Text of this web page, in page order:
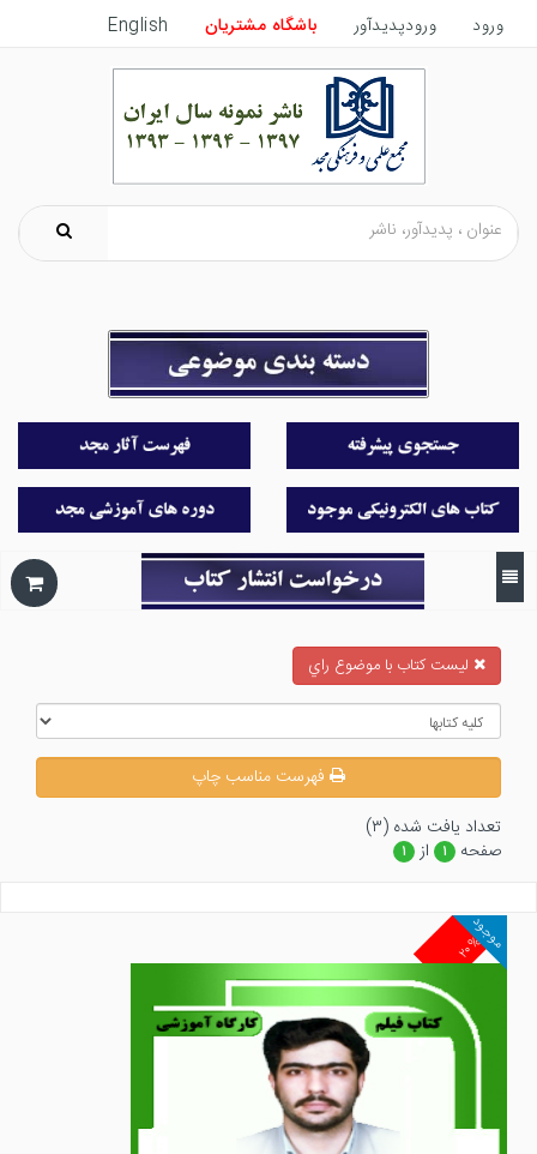
ورود ورودپدیدآور باشگاه مشتریان English
ليست كتاب با موضوع راي
فهرست مناسب چاپ
تعداد يافت شده (۳)
صفحه
۱ از ۱
۲۰%
موجود